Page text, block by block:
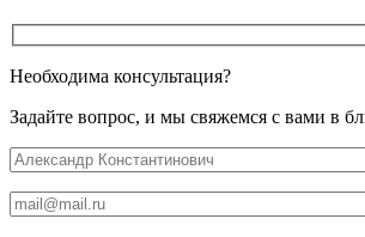
Необходима консультация?
Задайте вопрос, и мы свяжемся с вами в